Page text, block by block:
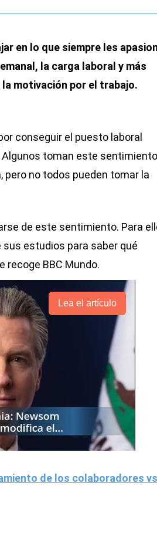
en lo que siempre les
la carga laboral y más
motivación por el trabajo.
conseguir el puesto laboral
toman este sentimiento
pero no todos pueden tomar la
de este sentimiento. Para
estudios para saber qué
recoge BBC Mundo.
Lea el artículo
de los colaboradores